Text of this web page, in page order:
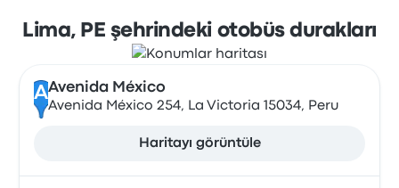
Lima, PE şehrindeki otobüs durakları
AAvenida México
Avenida México 254, La Victoria 15034, Peru
Haritayı görüntüle